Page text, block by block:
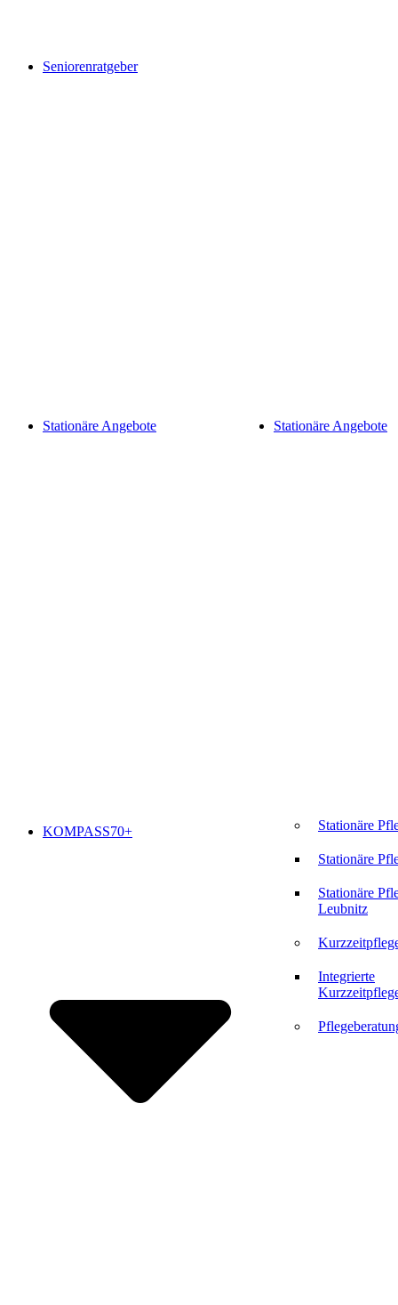
Seniorenratgeber
KOMPASS70+
Stationäre Angebote Stationäre Angebote
Stationäre
Stationäre
Stationäre
Leubnitz
Integrierte